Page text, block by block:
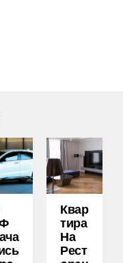
Квар
Тира
На
Рест